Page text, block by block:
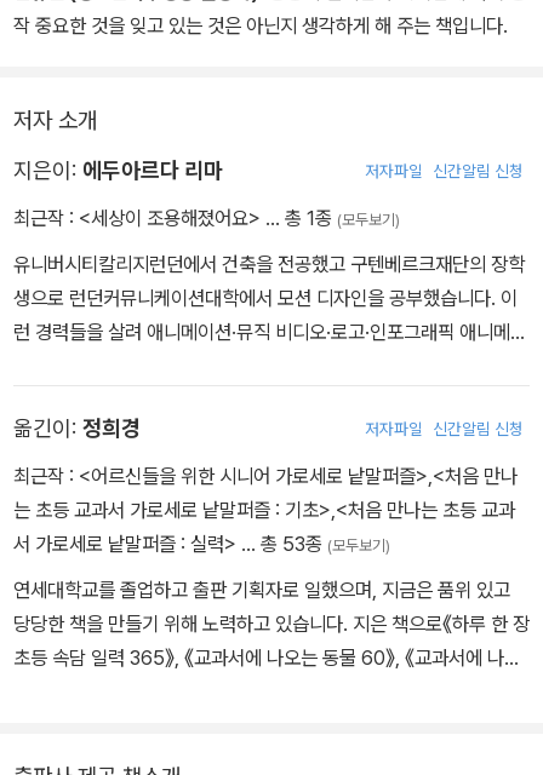
작 중요한 것을 잊고 있는 것은 아닌지 생각하게 해 주는 책입니다.
저자 소개
지은이: 에두아르다 리마 저자파일 신간알림 신청
최근작 : <세상이 조용해졌어요> … 총 1종 (모두보기)
유니버시티칼리지런던에서 건축을 전공했고 구텐베르크재단의 장학
생으로 런던커뮤니케이션대학에서 모션 디자인을 공부했습니다. 이
런 경력들을 살려 애니메이션·뮤직 비디오·로고·인포그래픽 애니메이
옮긴이: 정희경 저자파일 신간알림 신청
최근작 : <어르신들을 위한 시니어 가로세로 낱말퍼즐>,<처음 만나
는 초등 교과서 가로세로 낱말퍼즐 : 기초>,<처음 만나는 초등 교과
서 가로세로 낱말퍼즐 : 실력> … 총 53종 (모두보기)
연세대학교를 졸업하고 출판 기획자로 일했으며, 지금은 품위 있고
당당한 책을 만들기 위해 노력하고 있습니다. 지은 책으로《하루 한 장
초등 속담 일력 365》, 《교과서에 나오는 동물 60》, 《교과서에 나오